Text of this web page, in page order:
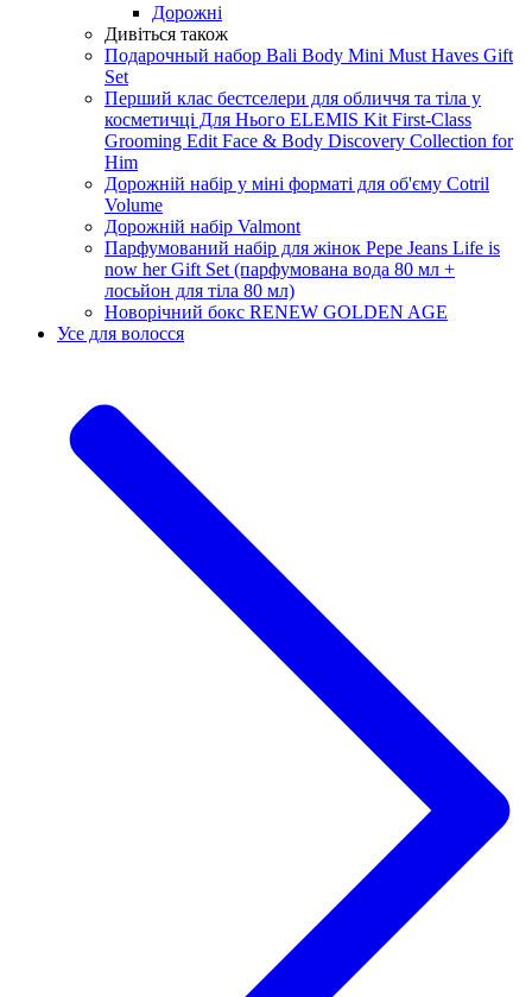
Дорожні
Дивіться також
Подарочный набор Bali Body Mini Must Haves Gift
Set
Перший клас бестселери для обличчя та тіла у
косметичці Для Нього ELEMIS Kit First-Class
Grooming Edit Face & Body Discovery Collection for
Him
Дорожній набір у міні форматі для об'єму Cotril
Volume
Дорожній набір Valmont
Парфумований набір для жінок Pepe Jeans Life is
now her Gift Set (парфумована вода 80 мл +
лосьйон для тіла 80 мл)
Новорічний бокс RENEW GOLDEN AGE
Усе для волосся